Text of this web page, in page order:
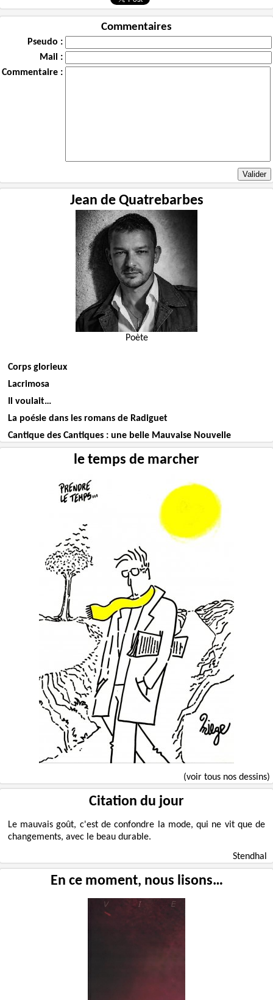
Commentaires
Pseudo :
Mail :
Commentaire :
Jean de Quatrebarbes
Poète
Corps glorieux
Lacrimosa
Il voulait…
La poésie dans les romans de Radiguet
Cantique des Cantiques : une belle Mauvaise Nouvelle
le temps de marcher
(voir tous nos dessins)
Citation du jour
Le mauvais goût, c'est de confondre la mode, qui ne vit que de
changements, avec le beau durable.
Stendhal
En ce moment, nous lisons…